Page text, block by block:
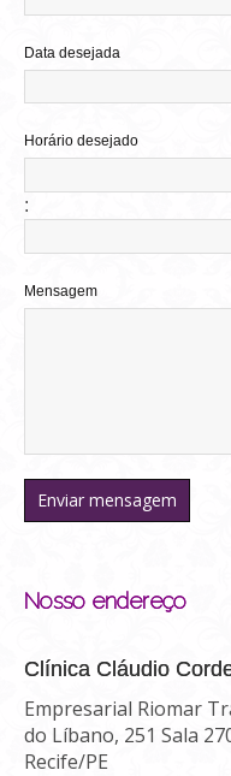
Data desejada
Horário desejado
:
Mensagem
Nosso endereço
Clínica Cláudio
Empresarial Riomar
do Líbano, 251 Sala
Recife/PE